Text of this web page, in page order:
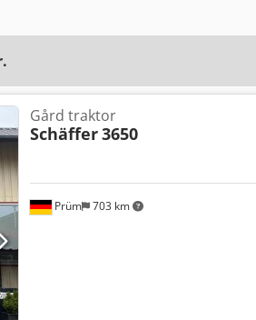
Prüm 703 km
Gård traktor
Schäffer3650